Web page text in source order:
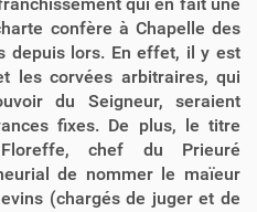
confère à Chapelle des
depuis lors. En effet, il y est
les corvées arbitraires, qui
du Seigneur, seraient
fixes. De plus, le titre
chef du Prieuré
de nommer le maïeur
(chargés de juger et de